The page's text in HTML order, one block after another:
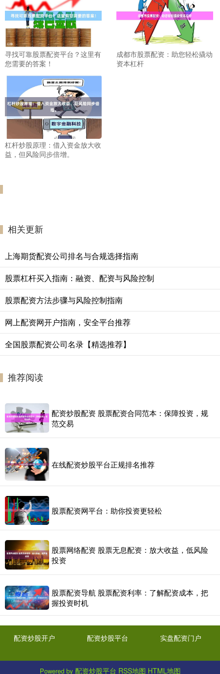
寻找可靠股票配资平台？这里有
您需要的答案！
成都市股票配资：助您轻松撬动
资本杠杆
杠杆炒股原理：借入资金放大收
益，但风险同步倍增。
相关更新
上海期货配资公司排名与合规选择指南
股票杠杆买入指南：融资、配资与风险控制
股票配资方法步骤与风险控制指南
网上配资网开户指南，安全平台推荐
全国股票配资公司名录【精选推荐】
推荐阅读
配资炒股配资 股票配资合同范本：保障投资，规
范交易
在线配资炒股平台正规排名推荐
股票配资网平台：助你投资更轻松
股票网络配资 股票无息配资：放大收益，低风险
投资
股票配资导航 股票配资利率：了解配资成本，把
握投资时机
配资炒股开户 配资炒股平台 实盘配资门户
Powered by 配资炒股平台 RSS地图 HTML地图